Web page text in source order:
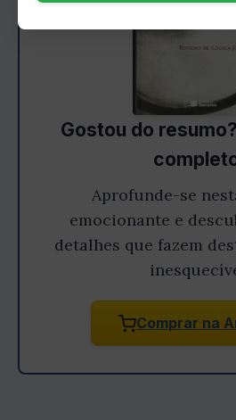
Gostou do
Aprofunde-se
emocionante e
detalhes que fazem
Comprar na